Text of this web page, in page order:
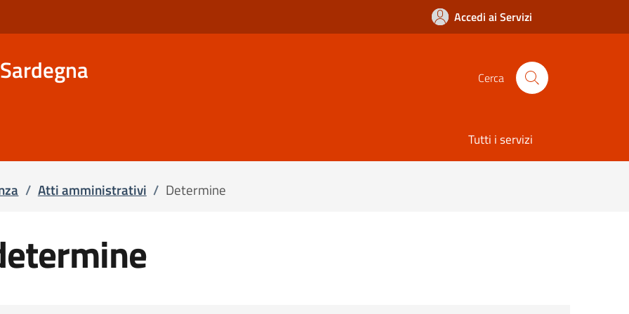
Accedi ai Servizi
Cerca
Tutti i servizi
/ Atti amministrativi / Determine